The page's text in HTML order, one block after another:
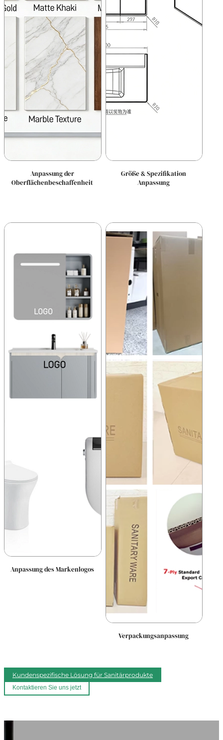
Anpassung der
Oberflächenbeschaffenheit
Größe & Spezifikation
Anpassung
Anpassung des Markenlogos
Verpackungsanpassung
Kundenspezifische Lösung für Sanitärprodukte
Kontaktieren Sie uns jetzt